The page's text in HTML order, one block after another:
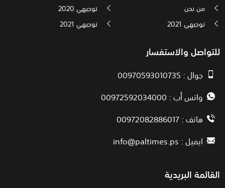
من نحن
توجيهي 2020
توجيهي 2021
توجيهي 2021
للتواصل والاستفسار
جوال : 00970593010735
واتس أب : 00972592034000
هاتف : 00972082886017
ايميل :info@paltimes.ps
القائمة البريدية